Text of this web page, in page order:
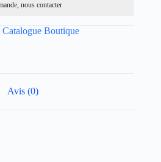
nous contacter
Catalogue Boutique
Avis (0)